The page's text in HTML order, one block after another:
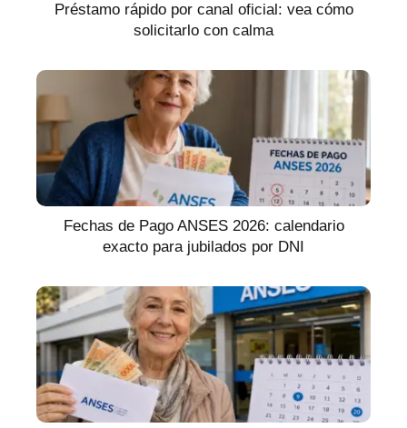
Préstamo rápido por canal oficial: vea cómo
solicitarlo con calma
Fechas de Pago ANSES 2026: calendario
exacto para jubilados por DNI